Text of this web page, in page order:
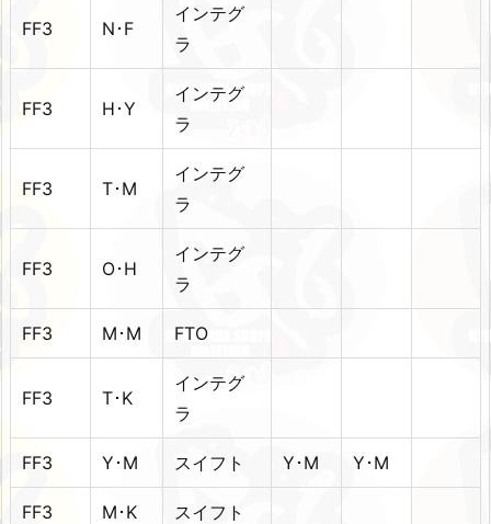
FF3 N･F
インテグ
ラ
FF3 H･Y
インテグ
ラ
FF3 T･M
インテグ
ラ
FF3 O･H
インテグ
ラ
FF3 M･M FTO
FF3 T･K
インテグ
ラ
FF3 Y･M スイフト Y･M Y･M
FF3 M･K スイフト